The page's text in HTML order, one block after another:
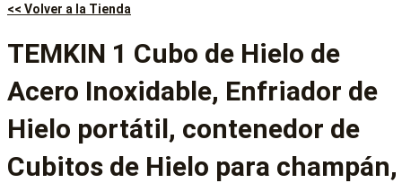
<< Volver a la Tienda
TEMKIN 1 Cubo de Hielo de
Acero Inoxidable, Enfriador de
Hielo portátil, contenedor de
Cubitos de Hielo para champán,